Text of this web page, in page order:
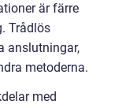
är färre
Trådlös
anslutningar,
metoderna.
med